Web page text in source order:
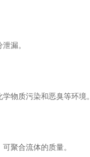
漏。
物质污染和恶臭等环境。
聚合流体的质量。